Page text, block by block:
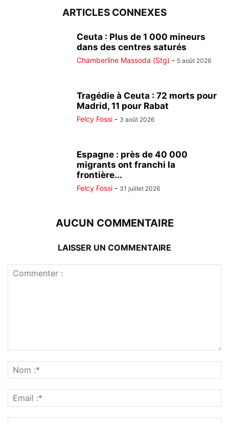
ARTICLES CONNEXES
Ceuta : Plus de 1 000 mineurs
dans des centres saturés
Chamberline Massoda (Stg) - 5 août 2026
Tragédie à Ceuta : 72 morts pour
Madrid, 11 pour Rabat
Felcy Fossi - 3 août 2026
Espagne : près de 40 000
migrants ont franchi la
frontière...
Felcy Fossi - 31 juillet 2026
AUCUN COMMENTAIRE
LAISSER UN COMMENTAIRE